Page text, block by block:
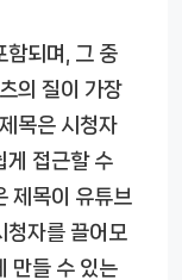
함되며, 그 중
의 질이 가장
목은 시청자
게 접근할 수
제목이 유튜브
청자를 끌어모
만들 수 있는